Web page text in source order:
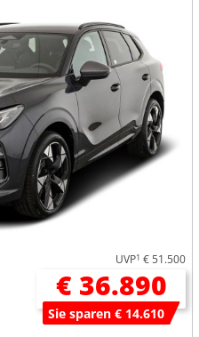
UVP1 € 51.500
€ 36.890
Sie sparen € 14.610